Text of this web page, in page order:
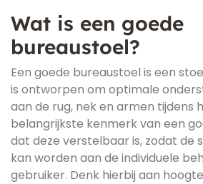
Wat is een goede
bureaustoel?
Een goede bureaustoel is een
is ontworpen om optimale
aan de rug, nek en armen tijdens
belangrijkste kenmerk van een
dat deze verstelbaar is, zodat de
kan worden aan de individuele
gebruiker. Denk hierbij aan